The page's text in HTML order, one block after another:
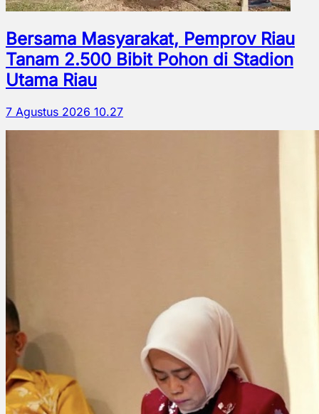
Bersama Masyarakat, Pemprov Riau
Tanam 2.500 Bibit Pohon di Stadion
Utama Riau
7 Agustus 2026 10.27